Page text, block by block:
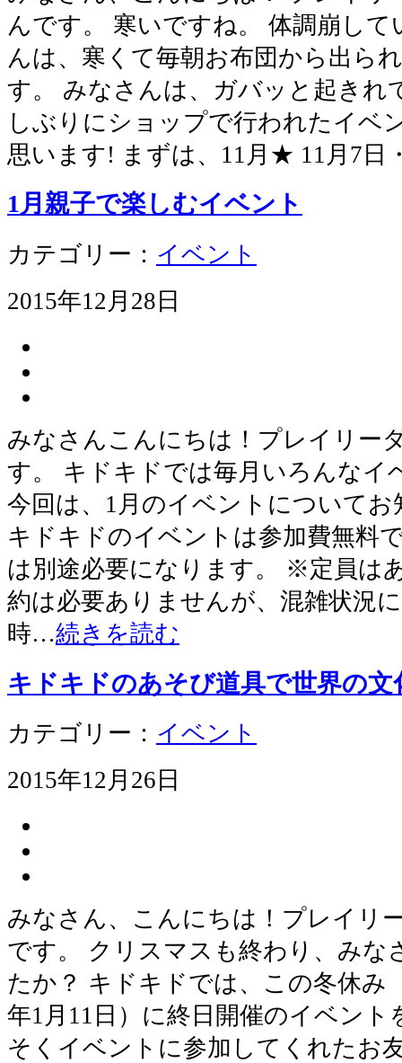
んです。 寒いですね。 体調崩し
んは、寒くて毎朝お布団から出ら
す。 みなさんは、ガバッと起きれ
しぶりにショップで行われたイベ
思います! まずは、11月★ 11月7日
1月親子で楽しむイベント
カテゴリー： イベント
2015年12月28日
みなさんこんにちは！プレイリー
す。 キドキドでは毎月いろんなイ
今回は、1月のイベントについて
キドキドのイベントは参加費無料
は別途必要になります。 ※定員は
約は必要ありませんが、混雑状況
時…続きを読む
キドキドのあそび道具で世界の
カテゴリー： イベント
2015年12月26日
みなさん、こんにちは！プレイリ
です。 クリスマスも終わり、みな
たか？ キドキドでは、この冬休み
年1月11日）に終日開催のイベン
そくイベントに参加してくれたお